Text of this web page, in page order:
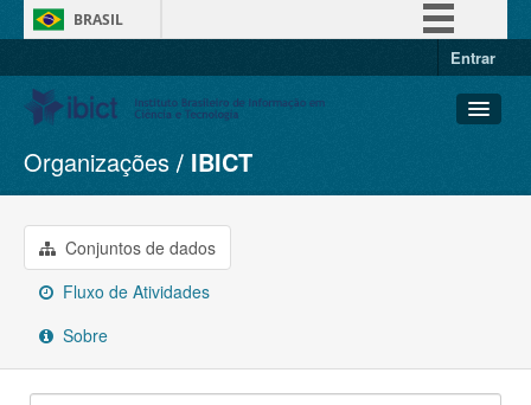
BRASIL
Entrar
Conjuntos de dados
Organizações
Grupos
Sobre
Organizações IBICT
Conjuntos de dados
Fluxo de Atividades
Sobre